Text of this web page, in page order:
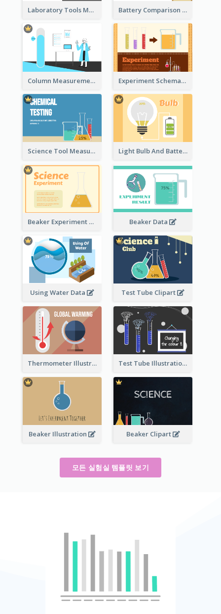
Laboratory Tools Measurement And Comparison Battery Comparison Schematic Diagram
Column Measurement Clipart Experiment Schematic Diagram
Science Tool Measurement Light Bulb And Battery Schematic Diagram
Beaker Experiment Data Beaker Data
Using Water Data Test Tube Clipart
Thermometer Illustration Test Tube Illustration
Beaker Illustration Beaker Clipart
모든 실험실 템플릿 보기